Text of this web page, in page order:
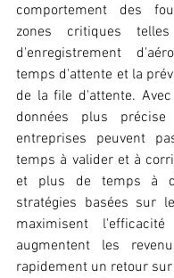
comportement des
zones critiques
d'enregistrement
temps d'attente et la
de la file d'attente.
données plus
entreprises peuvent
temps à valider et à
et plus de temps à
stratégies basées sur
maximisent l'efficacité
augmentent les
rapidement un retour